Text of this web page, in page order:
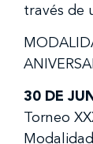
través de
30 DE
Torneo